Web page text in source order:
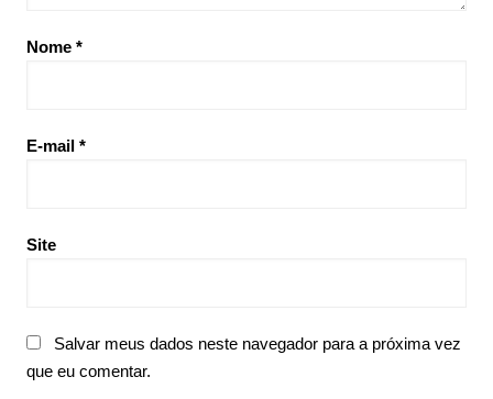
Nome *
E-mail *
Site
Salvar meus dados neste navegador para a próxima vez
que eu comentar.